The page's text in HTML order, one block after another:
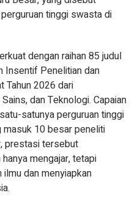
tinggi swasta di
dengan raihan 85 judul
Insentif Penelitian dan
Tahun 2026 dari
dan Teknologi. Capaian
satunya perguruan tinggi
masuk 10 besar peneliti
prestasi tersebut
mengajar, tetapi
dan menyiapkan